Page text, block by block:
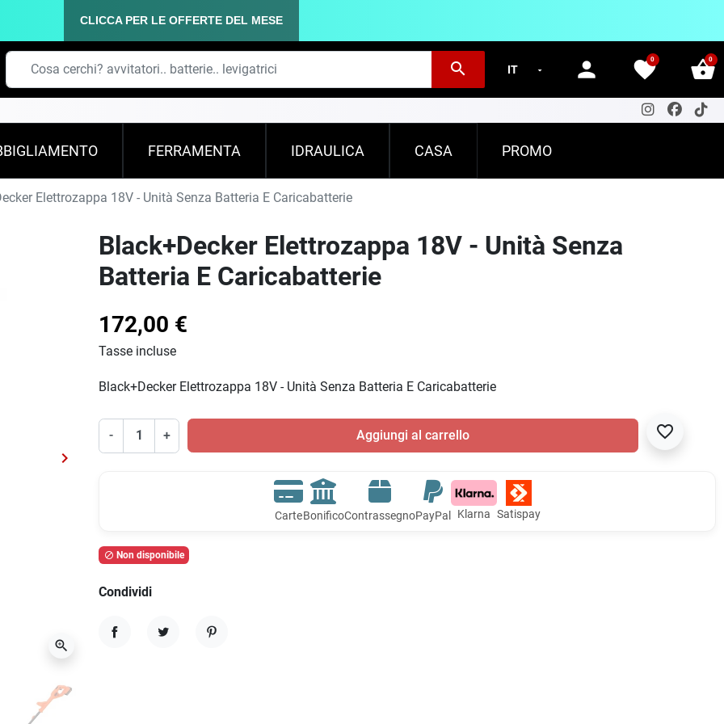
CLICCA PER LE OFFERTE DEL MESE
search person favorite
0 shopping_basket
0
FERRAMENTA IDRAULICA CASA PROMO
Elettrozappa 18V - Unità Senza Batteria E Caricabatterie
Successivo
keyboard_arrow_right
zoom_in
Black+Decker Elettrozappa 18V - Unità Senza
Batteria E Caricabatterie
172,00 €
Tasse incluse
Black+Decker Elettrozappa 18V - Unità Senza Batteria E Caricabatterie
- + Aggiungi al carrello favorite_border
CarteBonificoContrassegnoPayPal Klarna Satispay
 Non disponibile
Condividi